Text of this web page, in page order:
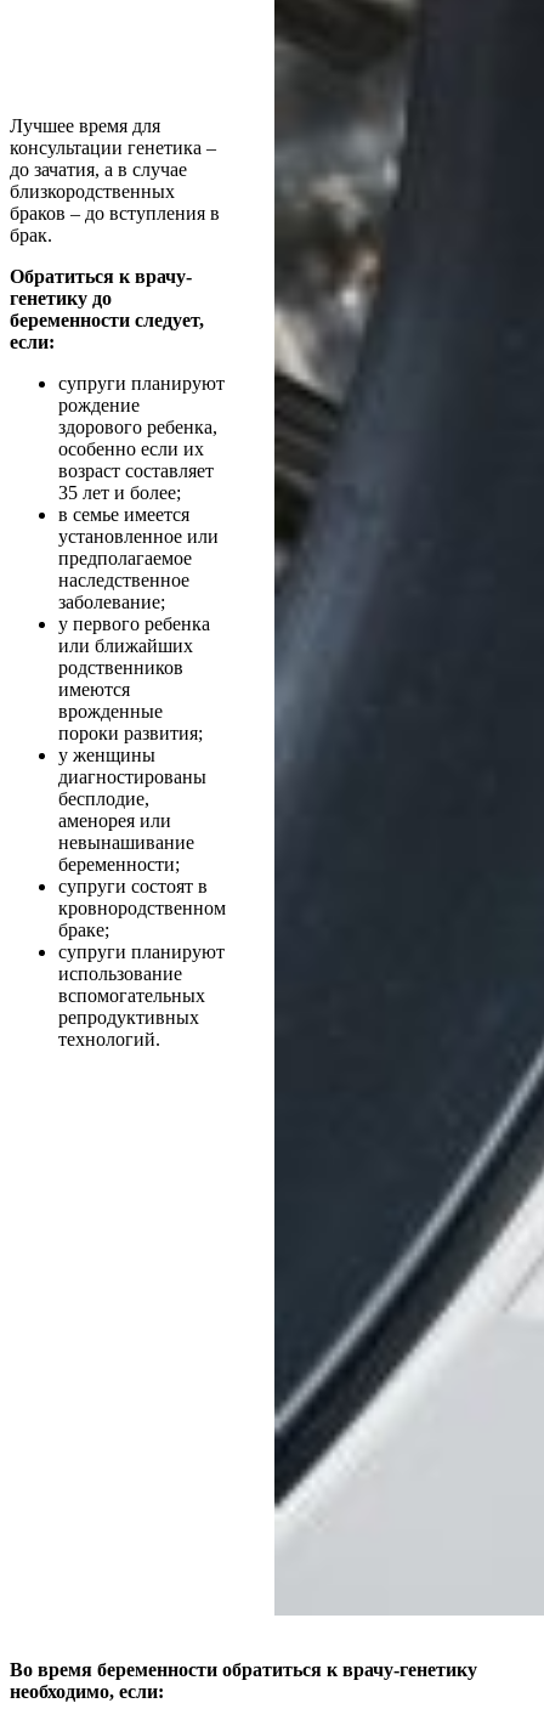
Лучшее время для
консультации генетика –
до зачатия, а в случае
близкородственных
браков – до вступления в
брак.
Обратиться к врачу-
генетику до
беременности следует,
если:
супруги планируют
рождение
здорового ребенка,
особенно если их
возраст составляет
35 лет и более;
в семье имеется
установленное или
предполагаемое
наследственное
заболевание;
у первого ребенка
или ближайших
родственников
имеются
врожденные
пороки развития;
у женщины
диагностированы
бесплодие,
аменорея или
невынашивание
беременности;
супруги состоят в
кровнородственном
браке;
супруги планируют
использование
вспомогательных
репродуктивных
технологий.
Во время беременности обратиться к врачу-генетику
необходимо, если: